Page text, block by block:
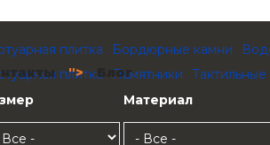
"> Блог
плитка Бордюрные камни
плитка
Памятники Тактильные
Материал